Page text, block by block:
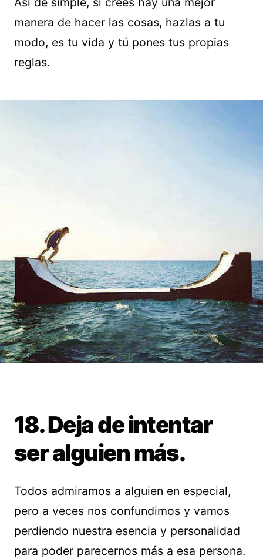
manera de hacer las cosas, hazlas a tu
modo, es tu vida y tú pones tus propias
reglas.
18. Deja de intentar
ser alguien más.
Todos admiramos a alguien en especial,
pero a veces nos confundimos y vamos
perdiendo nuestra esencia y personalidad
para poder parecernos más a esa persona.